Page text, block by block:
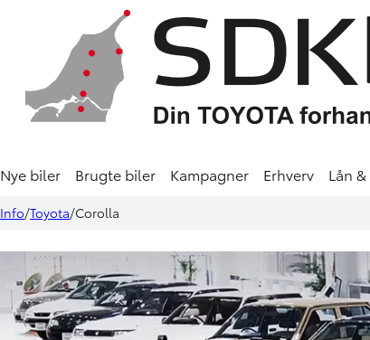
Nye biler Brugte biler Kampagner Erhverv Lån
Info Toyota Corolla